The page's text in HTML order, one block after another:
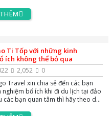
Ti Tốp với những kinh
ích không thể bỏ qua
2,052
0
Travel xin chia sẻ đến các bạn
nghiệm bổ ích khi đi du lịch tại đảo
các bạn quan tâm thì hãy theo dõi